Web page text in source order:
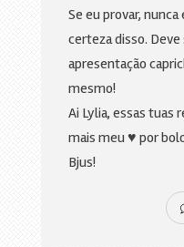
Se eu provar,
certeza disso.
apresentação
mesmo!
Ai Lylia, essas tuas
mais meu ♥ por
Bjus!